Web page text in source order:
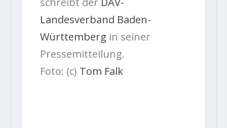
Landesverband Baden-
Württemberg in seiner
Pressemitteilung.
Foto: (c) Tom Falk